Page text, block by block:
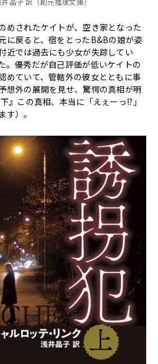
めされたケイトが、空き家となった
に戻ると、宿をとったB&Bの娘が姿
近では過去にも少女が失踪してい
。優秀だが自己評価が低いケイトの
めていて、管轄外の彼女とともに事
想外の展開を見せ、驚愕の真相が明
』この真相、本当に「えぇーっ!?」
す）。